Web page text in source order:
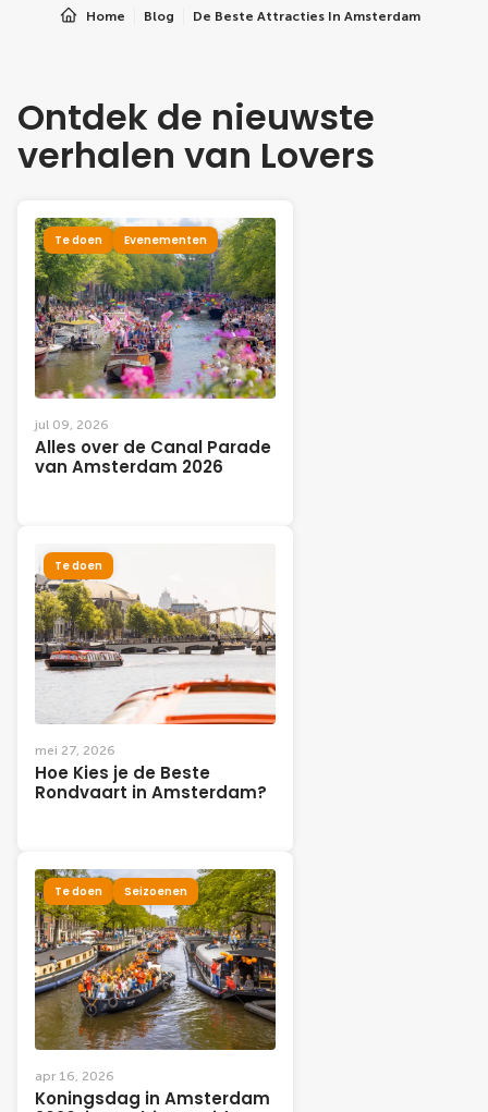
Home Blog De Beste Attracties In Amsterdam
Ontdek de nieuwste
verhalen van Lovers
Te doen Evenementen
jul 09, 2026
Alles over de Canal Parade
van Amsterdam 2026
Te doen
mei 27, 2026
Hoe Kies je de Beste
Rondvaart in Amsterdam?
Te doen Seizoenen
apr 16, 2026
Koningsdag in Amsterdam